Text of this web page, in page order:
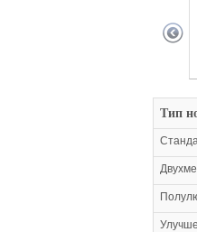
Тип